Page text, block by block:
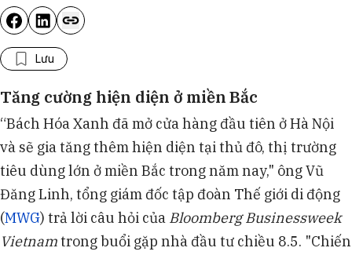
Lưu
Tăng cường hiện diện ở miền Bắc
“Bách Hóa Xanh đã mở cửa hàng đầu tiên ở Hà Nội
và sẽ gia tăng thêm hiện diện tại thủ đô, thị trường
tiêu dùng lớn ở miền Bắc trong năm nay," ông Vũ
Đăng Linh, tổng giám đốc tập đoàn Thế giới di động
(MWG) trả lời câu hỏi của Bloomberg Businessweek
Vietnamtrong buổi gặp nhà đầu tư chiều 8.5. "Chiến